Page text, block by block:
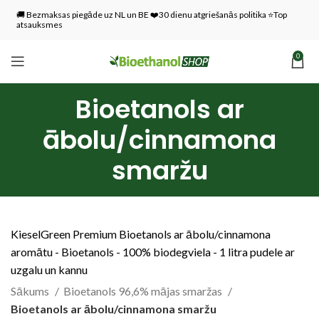
🚚 Bezmaksas piegāde uz NL un BE ❤️30 dienu atgriešanās politika ⭐Top
atsauksmes
0
Bioetanols ar
ābolu/cinnamona
smaržu
KieselGreen Premium Bioetanols ar ābolu/cinnamona
aromātu - Bioetanols - 100% biodegviela - 1 litra pudele ar
uzgalu un kannu
Sākums
Bioetanols 96,6% mājas smaržas
Bioetanols ar ābolu/cinnamona smaržu